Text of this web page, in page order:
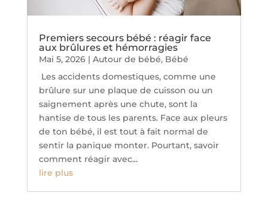
Premiers secours bébé : réagir face
aux brûlures et hémorragies
Mai 5, 2026| Autour de bébé, Bébé
Les accidents domestiques, comme une
brûlure sur une plaque de cuisson ou un
saignement après une chute, sont la
hantise de tous les parents. Face aux pleurs
de ton bébé, il est tout à fait normal de
sentir la panique monter. Pourtant, savoir
comment réagir avec...
lire plus